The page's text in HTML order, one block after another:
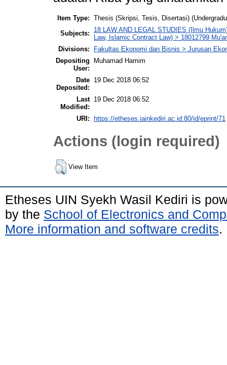
Item Type: Thesis (Skripsi, Tesis, Disertasi)
Subjects:
18 LAW AND LEGAL STUDIES (Ilmu
Law, Islamic Contract Law) > 18012799
Divisions:
Fakultas Ekonomi dan Bisnis > Jurusan
Depositing
User:
Muhamad Hamim
Date
Deposited:
19 Dec 2018 06:52
Last
Modified:
19 Dec 2018 06:52
URI: https://etheses.iainkediri.ac.id:80/id/eprint/71
Actions (login required)
View Item
Etheses UIN Syekh Wasil Kediri is
by the School of Electronics and
More information and software credits.